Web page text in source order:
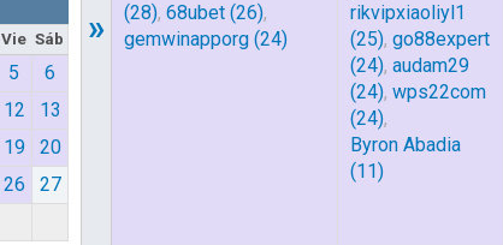
Vie Sáb
5
6
12
13
19
20
26
27
»
(28), 68ubet (26),
gemwinapporg (24)
rikvipxiaoliyl1
(25), go88expert
(24), audam29
(24), wps22com
(24),
Byron Abadia
(11)